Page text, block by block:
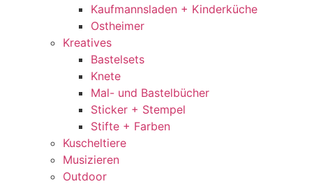
Kaufmannsladen + Kinderküche
Ostheimer
Kreatives
Bastelsets
Knete
Mal- und Bastelbücher
Sticker + Stempel
Stifte + Farben
Kuscheltiere
Musizieren
Outdoor